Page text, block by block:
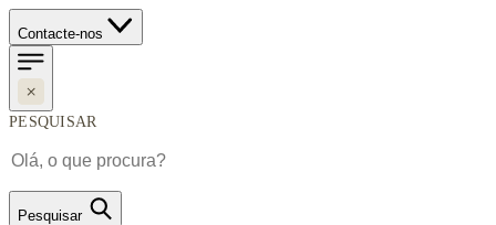
Contacte-nos
PESQUISAR
Pesquisar